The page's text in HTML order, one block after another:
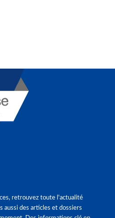
retrouvez toute l'actualité
aussi des articles et dossiers